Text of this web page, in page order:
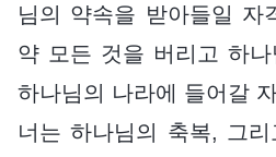
님의 약속을 받아들일 자
약 모든 것을 버리고 하
하나님의 나라에 들어갈
너는 하나님의 축복, 그